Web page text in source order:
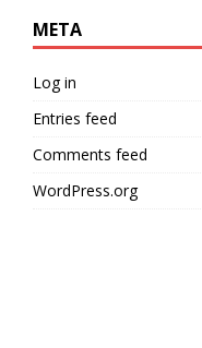
META
Log in
Entries feed
Comments feed
WordPress.org